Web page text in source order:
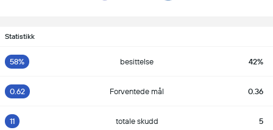
Statistikk
58% besittelse 42%
0.62 Forventede mål 0.36
11 totale skudd 5